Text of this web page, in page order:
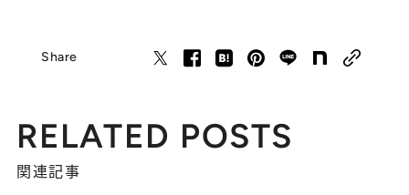
Share
RELATED POSTS
関連記事